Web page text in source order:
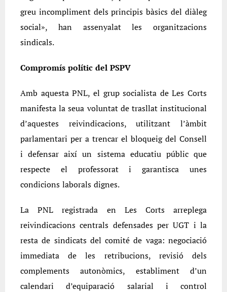
greu incompliment dels principis bàsics del diàleg
social», han assenyalat les organitzacions
sindicals.
Compromís polític del PSPV
Amb aquesta PNL, el grup socialista de Les Corts
manifesta la seua voluntat de trasllat institucional
d’aquestes reivindicacions, utilitzant l’àmbit
parlamentari per a trencar el bloqueig del Consell
i defensar així un sistema educatiu públic que
respecte el professorat i garantisca unes
condicions laborals dignes.
La PNL registrada en Les Corts arreplega
reivindicacions centrals defensades per UGT i la
resta de sindicats del comité de vaga: negociació
immediata de les retribucions, revisió dels
complements autonòmics, establiment d’un
calendari d’equiparació salarial i control